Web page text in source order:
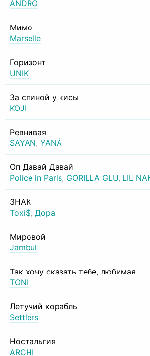
ANDRO
Мимо
Marselle
Горизонт
UNIK
За спиной у кисы
KOJI
Ревнивая
SAYAN, YANÁ
Оп Давай Давай
Police in Paris, GORILLA GLU, LIL
ЗНАК
Toxi$, Дора
Мировой
Jambul
Так хочу сказать тебе, любимая
TONI
Летучий корабль
Settlers
Ностальгия
ARCHI